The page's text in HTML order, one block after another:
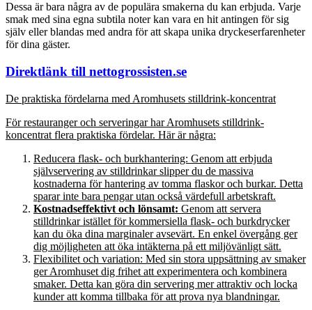
Dessa är bara några av de populära smakerna du kan erbjuda. Varje
smak med sina egna subtila noter kan vara en hit antingen för sig
själv eller blandas med andra för att skapa unika dryckeserfarenheter
för dina gäster.
Direktlänk till nettogrossisten.se
De praktiska fördelarna med Aromhusets stilldrink-koncentrat
För restauranger och serveringar har Aromhusets stilldrink-
koncentrat flera praktiska fördelar. Här är några:
Reducera flask- och burkhantering: Genom att erbjuda
självservering av stilldrinkar slipper du de massiva
kostnaderna för hantering av tomma flaskor och burkar. Detta
sparar inte bara pengar utan också värdefull arbetskraft.
Kostnadseffektivt och lönsamt: Genom att servera
stilldrinkar istället för kommersiella flask- och burkdrycker
kan du öka dina marginaler avsevärt. En enkel övergång ger
dig möjligheten att öka intäkterna på ett miljövänligt sätt.
Flexibilitet och variation: Med sin stora uppsättning av smaker
ger Aromhuset dig frihet att experimentera och kombinera
smaker. Detta kan göra din servering mer attraktiv och locka
kunder att komma tillbaka för att prova nya blandningar.